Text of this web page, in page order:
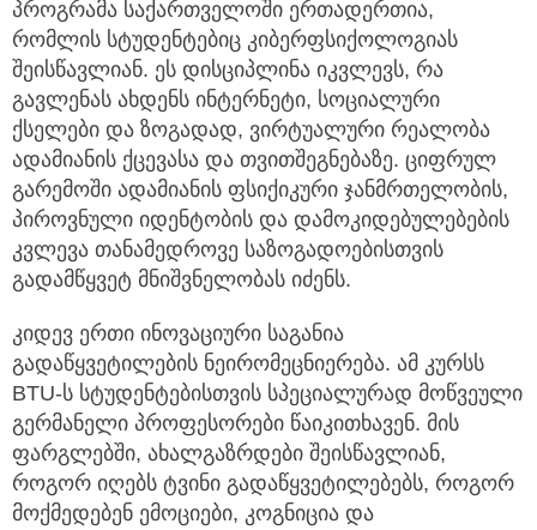
პროგრამა საქართველოში ერთადერთია,
რომლის სტუდენტებიც კიბერფსიქოლოგიას
შეისწავლიან. ეს დისციპლინა იკვლევს, რა
გავლენას ახდენს ინტერნეტი, სოციალური
ქსელები და ზოგადად, ვირტუალური რეალობა
ადამიანის ქცევასა და თვითშეგნებაზე. ციფრულ
გარემოში ადამიანის ფსიქიკური ჯანმრთელობის,
პიროვნული იდენტობის და დამოკიდებულებების
კვლევა თანამედროვე საზოგადოებისთვის
გადამწყვეტ მნიშვნელობას იძენს.
კიდევ ერთი ინოვაციური საგანია
გადაწყვეტილების ნეირომეცნიერება. ამ კურსს
BTU-ს სტუდენტებისთვის სპეციალურად მოწვეული
გერმანელი პროფესორები წაიკითხავენ. მის
ფარგლებში, ახალგაზრდები შეისწავლიან,
როგორ იღებს ტვინი გადაწყვეტილებებს, როგორ
მოქმედებენ ემოციები, კოგნიცია და